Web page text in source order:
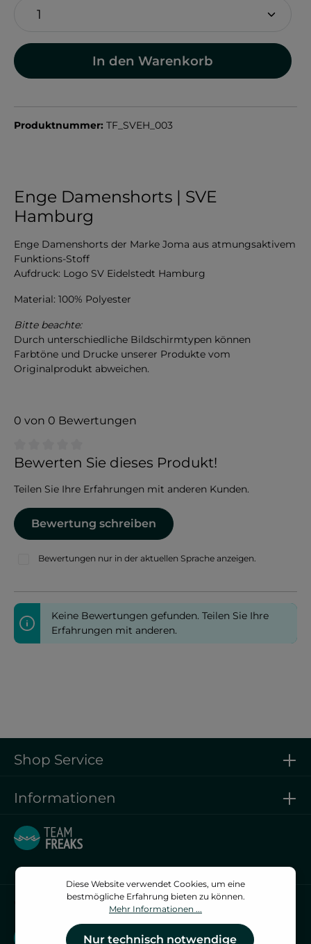
In den Warenkorb
Produktnummer: TF_SVEH_003
Enge Damenshorts | SVE
Hamburg
Enge Damenshorts der Marke Joma aus atmungsaktivem
Funktions-Stoff
Aufdruck: Logo SV Eidelstedt Hamburg
Material: 100% Polyester
Bitte beachte:
Durch unterschiedliche Bildschirmtypen können
Farbtöne und Drucke unserer Produkte vom
Originalprodukt abweichen.
0 von 0 Bewertungen
Durchschnittliche Bewertung von 0 von 5 Sternen
Bewerten Sie dieses Produkt!
Teilen Sie Ihre Erfahrungen mit anderen Kunden.
Bewertung schreiben
Bewertungen nur in der aktuellen Sprache anzeigen.
Keine Bewertungen gefunden. Teilen Sie Ihre
Erfahrungen mit anderen.
Vertrag widerrufen
Vertrag widerrufen
Shop Service
Informationen
Diese Website verwendet Cookies, um eine
bestmögliche Erfahrung bieten zu können.
Mehr Informationen ...
Nur technisch notwendige